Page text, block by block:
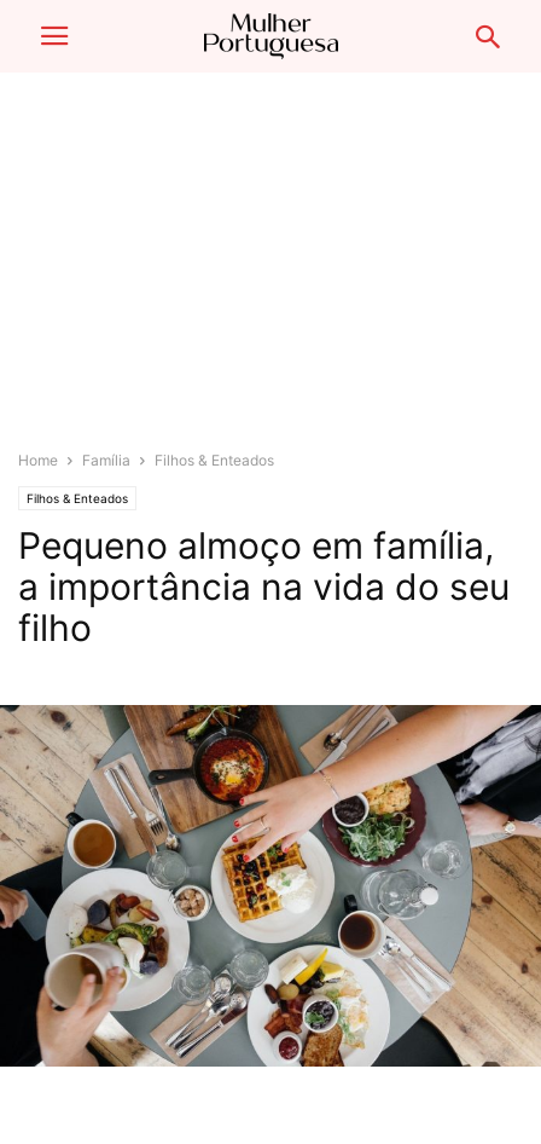
Home Família Filhos & Enteados
Filhos & Enteados
Pequeno almoço em família,
a importância na vida do seu
filho